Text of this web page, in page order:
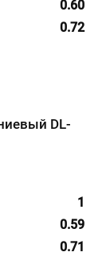
0.60
0.72
DL-
1
0.59
0.71